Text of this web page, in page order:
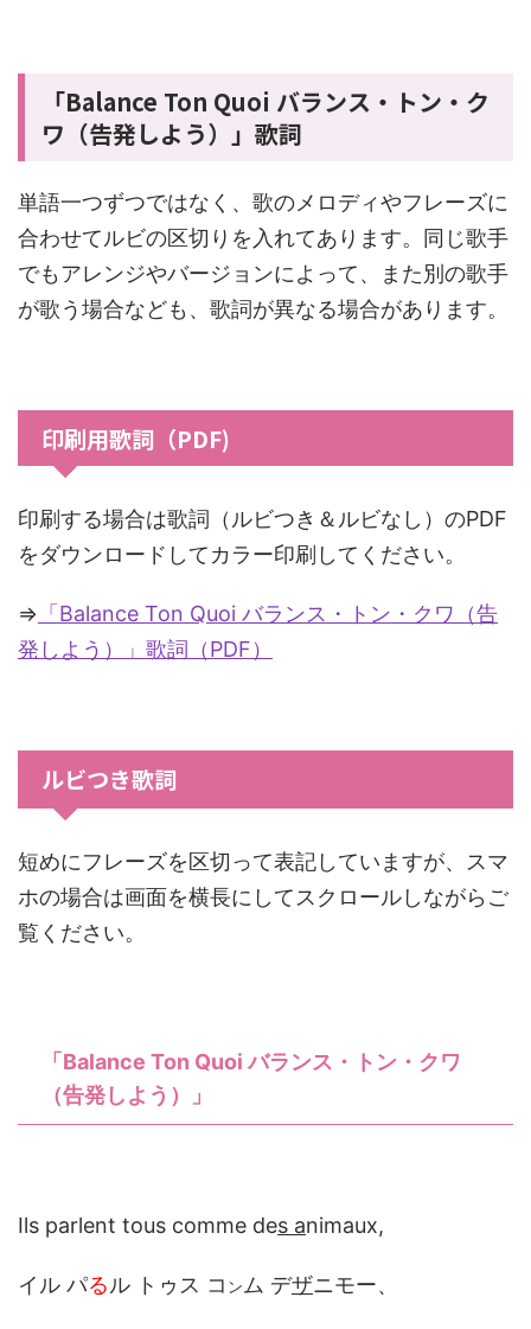
「Balance Ton Quoi バランス・トン・ク
ワ（告発しよう）」歌詞
単語一つずつではなく、歌のメロディやフレーズに
合わせてルビの区切りを入れてあります。同じ歌手
でもアレンジやバージョンによって、また別の歌手
が歌う場合なども、歌詞が異なる場合があります。
印刷用歌詞（PDF)
印刷する場合は歌詞（ルビつき＆ルビなし）のPDF
をダウンロードしてカラー印刷してください。
⇒ 「Balance Ton Quoi バランス・トン・クワ（告
発しよう）」歌詞（PDF）
ルビつき歌詞
短めにフレーズを区切って表記していますが、スマ
ホの場合は画面を横長にしてスクロールしながらご
覧ください。
「Balance Ton Quoi バランス・トン・クワ
（告発しよう）」
Ils parlent tous comme des animaux,
イル パるル トゥス コ ンム デザニモー、